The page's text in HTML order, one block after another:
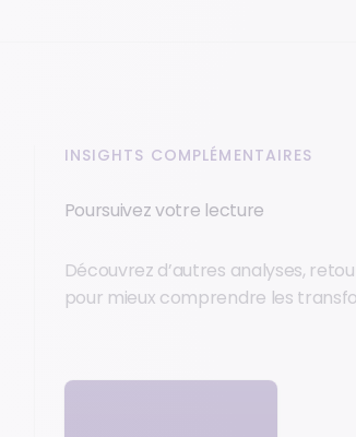
INSIGHTS COMPLÉMENTAIRES
Poursuivez votre lecture
Découvrez d’autres analyses,
pour mieux comprendre les